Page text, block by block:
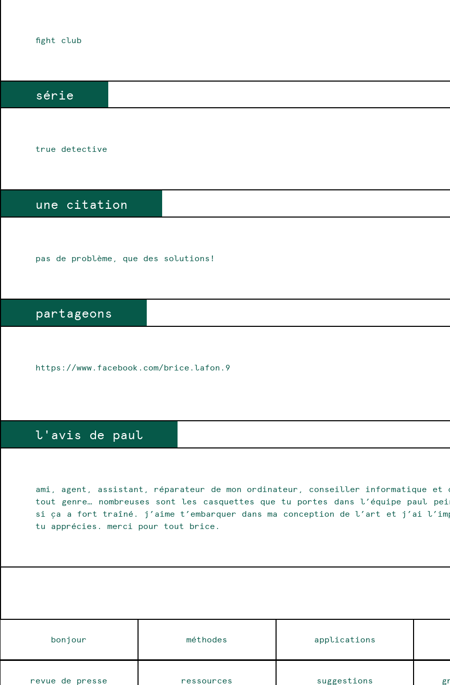
fight club
série
true detective
une citation
pas de problème, que des solutions!
partageons
https://www.facebook.com/brice.lafon.9
l'avis de paul
ami, agent, assistant, réparateur de mon ordinateur, conseiller informatique
tout genre… nombreuses sont les casquettes que tu portes dans l’équipe paul
si ça a fort traîné. j’aime t’embarquer dans ma conception de l’art et j’ai
tu apprécies. merci pour tout brice.
bonjour méthodes applications
revue de presse ressources suggestions